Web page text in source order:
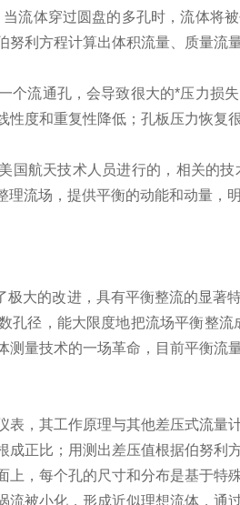
流体穿过圆盘的多孔时，流体将
利方程计算出体积流量、质量流量
个流通孔，会导致很大的*压力损
度和重复性降低；孔板压力恢复
国航天技术人员进行的，相关的
理流场，提供平衡的动能和动量，
极大的改进，具有平衡整流的显著
孔径，能大限度地把流场平衡整流
测量技术的一场革命，目前平衡流
，其工作原理与其他差压式流量
成正比；用测出差压值根据伯努利
上，每个孔的尺寸和分布是基于特
流被小化，形成近似理想流体，通